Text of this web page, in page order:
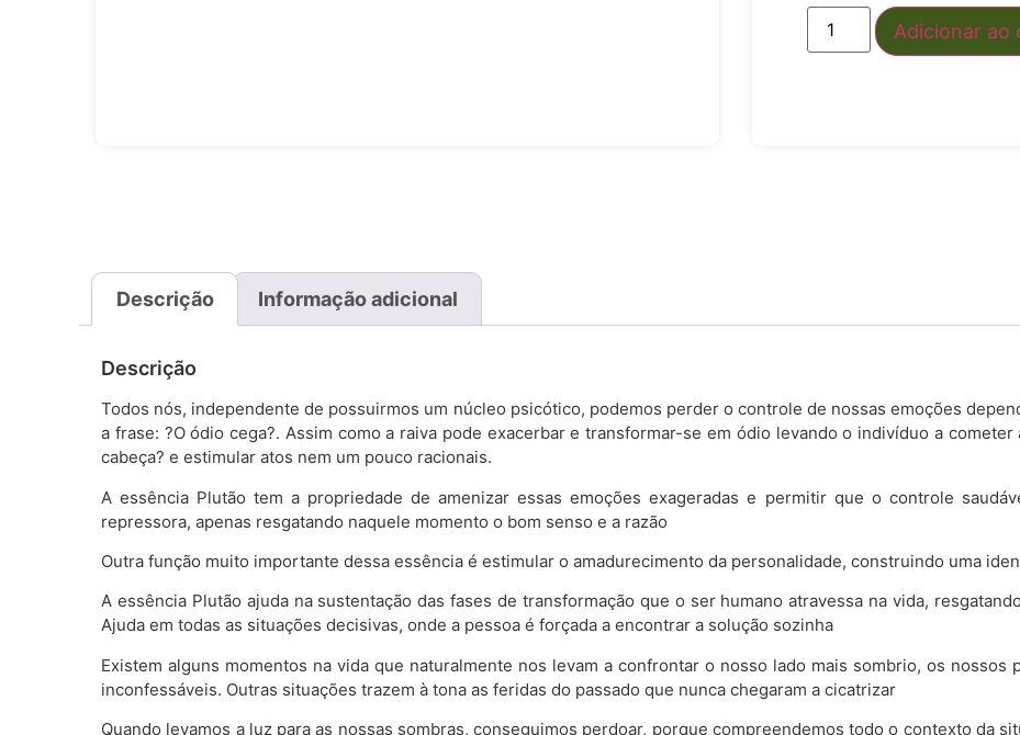
Adicionar ao
Descrição Informação adicional
Descrição
Todos nós, independente de possuirmos um núcleo psicótico, podemos perder o controle de nossas emoções
a frase: ?O ódio cega?. Assim como a raiva pode exacerbar e transformar-se em ódio levando o indivíduo a
cabeça? e estimular atos nem um pouco racionais.
A essência Plutão tem a propriedade de amenizar essas emoções exageradas e permitir que o controle
repressora, apenas resgatando naquele momento o bom senso e a razão
Outra função muito importante dessa essência é estimular o amadurecimento da personalidade, construindo uma
A essência Plutão ajuda na sustentação das fases de transformação que o ser humano atravessa na vida,
Ajuda em todas as situações decisivas, onde a pessoa é forçada a encontrar a solução sozinha
Existem alguns momentos na vida que naturalmente nos levam a confrontar o nosso lado mais sombrio, os nossos
inconfessáveis. Outras situações trazem à tona as feridas do passado que nunca chegaram a cicatrizar
Quando levamos a luz para as nossas sombras, conseguimos perdoar, porque compreendemos todo o contexto da